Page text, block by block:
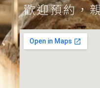
歡迎預約，